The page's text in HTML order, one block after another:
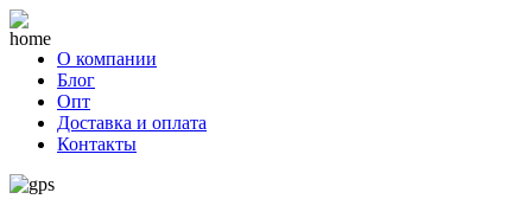
О компании
Блог
Опт
Доставка и оплата
Контакты